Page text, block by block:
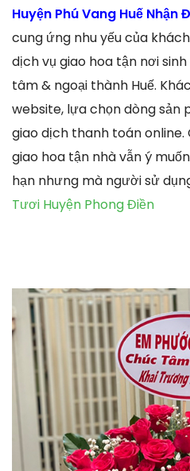
Huyện Phú Vang Huế Nhận
cung ứng nhu yếu của
dịch vụ giao hoa tận nơi
tâm & ngoại thành Huế.
website, lựa chọn dòng sản
giao dịch thanh toán
giao hoa tận nhà vẫn ý
hạn nhưng mà người sử
Tươi Huyện Phong Điền